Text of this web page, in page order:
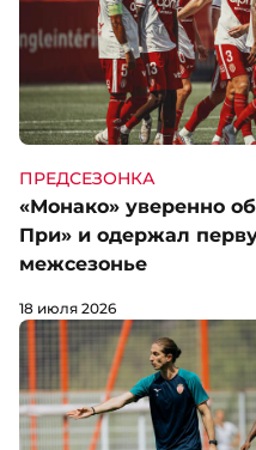
ПРЕДСЕЗОНКА
«Монако» уверенно
При» и одержал
межсезонье
18 июля 2026